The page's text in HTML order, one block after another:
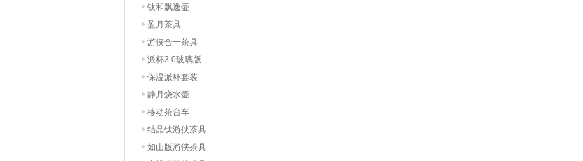
钛和飘逸壶
盈月茶具
游侠合一茶具
派杯3.0玻璃版
保温派杯套装
静月烧水壶
移动茶台车
结晶钛游侠茶具
如山版游侠茶具